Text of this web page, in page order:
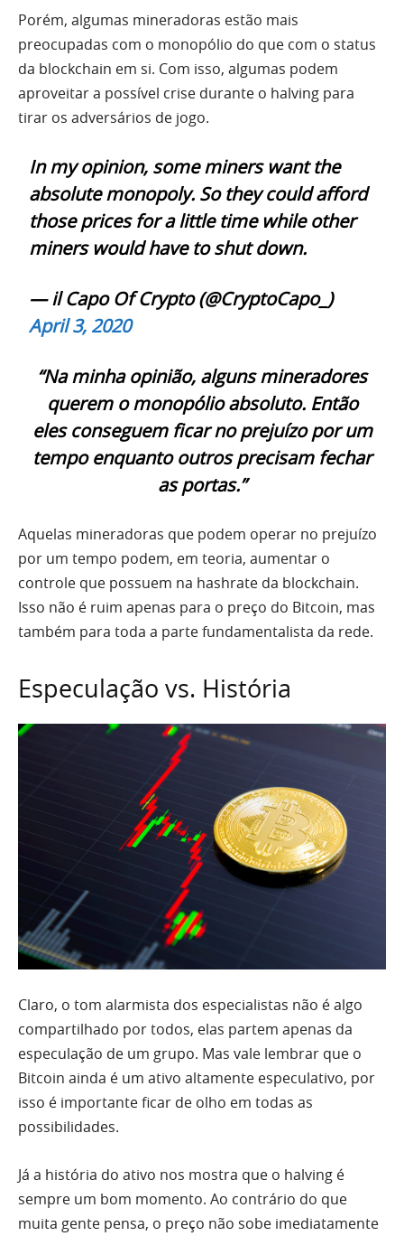
Porém, algumas mineradoras estão mais
preocupadas com o monopólio do que com o status
da blockchain em si. Com isso, algumas podem
aproveitar a possível crise durante o halving para
tirar os adversários de jogo.
In my opinion, some miners want the
absolute monopoly. So they could afford
those prices for a little time while other
miners would have to shut down.
— il Capo Of Crypto (@CryptoCapo_)
April 3, 2020
“Na minha opinião, alguns mineradores
querem o monopólio absoluto. Então
eles conseguem ficar no prejuízo por um
tempo enquanto outros precisam fechar
as portas.”
Aquelas mineradoras que podem operar no prejuízo
por um tempo podem, em teoria, aumentar o
controle que possuem na hashrate da blockchain.
Isso não é ruim apenas para o preço do Bitcoin, mas
também para toda a parte fundamentalista da rede.
Especulação vs. História
Claro, o tom alarmista dos especialistas não é algo
compartilhado por todos, elas partem apenas da
especulação de um grupo. Mas vale lembrar que o
Bitcoin ainda é um ativo altamente especulativo, por
isso é importante ficar de olho em todas as
possibilidades.
Já a história do ativo nos mostra que o halving é
sempre um bom momento. Ao contrário do que
muita gente pensa, o preço não sobe imediatamente